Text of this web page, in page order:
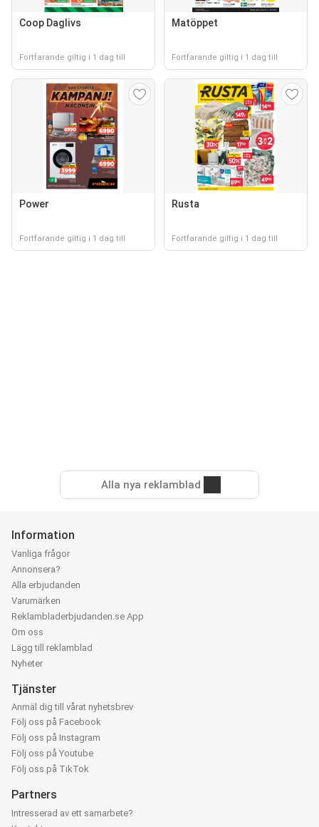
Coop Daglivs
Fortfarande giltig i 1 dag till
Matöppet
Fortfarande giltig i 1 dag till
Power
Fortfarande giltig i 1 dag till
Rusta
Fortfarande giltig i 1 dag till
Alla nya reklamblad
Information
Vanliga frågor
Annonsera?
Alla erbjudanden
Varumärken
Reklambladerbjudanden.se App
Om oss
Lägg till reklamblad
Nyheter
Tjänster
Anmäl dig till vårat nyhetsbrev
Följ oss på Facebook
Följ oss på Instagram
Följ oss på Youtube
Följ oss på TikTok
Partners
Intresserad av ett samarbete?